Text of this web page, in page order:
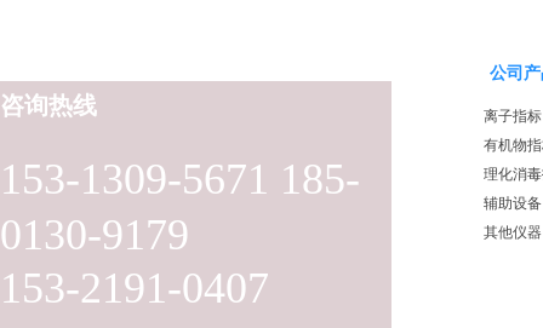
153-1309-5671 185-
0130-9179
153-2191-0407
咨询热线
公司
离子指标
有机物
理化消
辅助设备
其他仪器